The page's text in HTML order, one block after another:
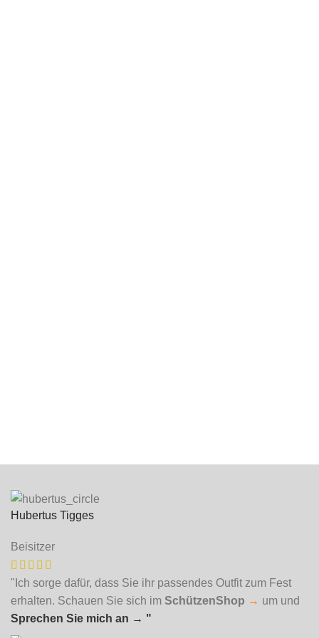
Hubertus Tigges
Beisitzer
"Ich sorge dafür, dass Sie ihr passendes Outfit zum Fest
erhalten. Schauen Sie sich im SchützenShop → um und
Sprechen Sie mich an → "